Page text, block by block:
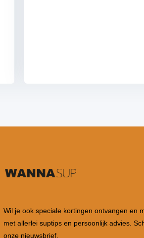
Wil je ook speciale kortingen ontvangen en
met allerlei suptips en persoonlijk advies.
onze nieuwsbrief.